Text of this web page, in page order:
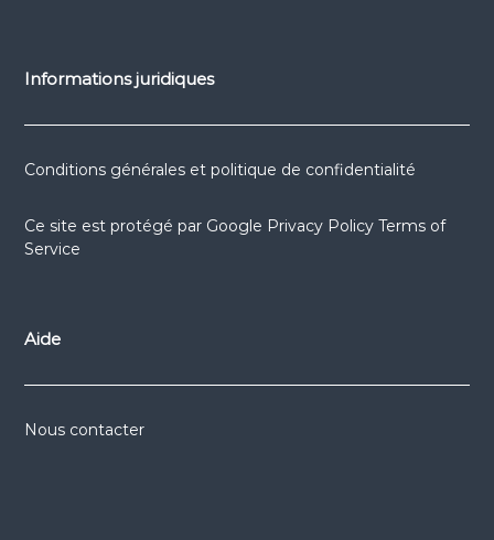
Informations juridiques
Conditions générales et politique de confidentialité
Ce site est protégé par Google Privacy Policy Terms of
Service
Aide
Nous contacter